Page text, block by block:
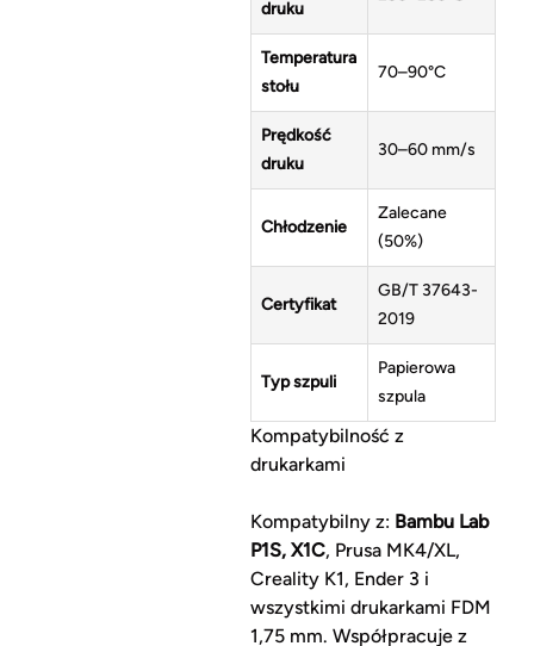
druku
Temperatura
stołu
70–90°C
Prędkość
druku
30–60 mm/s
Chłodzenie
Zalecane
(50%)
Certyfikat
GB/T 37643-
2019
Typ szpuli
Papierowa
szpula
Kompatybilność z
drukarkami
Kompatybilny z: Bambu Lab
P1S, X1C, Prusa MK4/XL,
Creality K1, Ender 3 i
wszystkimi drukarkami FDM
1,75 mm. Współpracuje z